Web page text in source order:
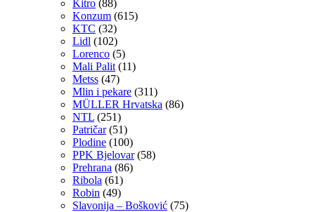
Kitro (88)
Konzum (615)
KTC (32)
Lidl (102)
Lorenco (5)
Mali Palit (11)
Metss (47)
Mlin i pekare (311)
MÜLLER Hrvatska (86)
NTL (251)
Patričar(51)
Plodine (100)
PPK Bjelovar(58)
Prehrana (86)
Ribola (61)
Robin (49)
Slavonija – Bošković (75)